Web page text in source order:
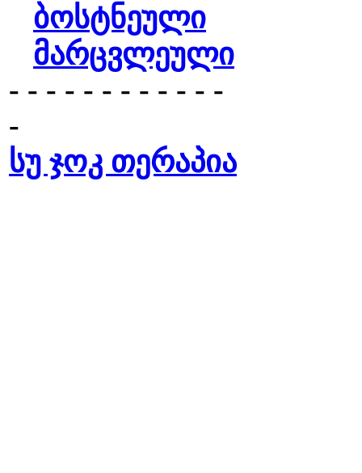
ბოსტნეული
მარცვლეული
- - - - - - - - - - - -
-
სუ ჯოკ თერაპია